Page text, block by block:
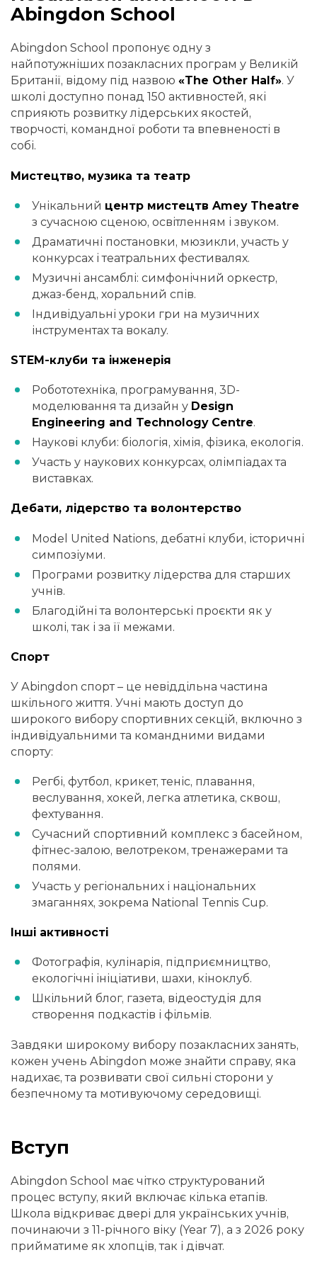
Abingdon School
Abingdon School пропонує одну з
найпотужніших позакласних програм у Великій
Британії, відому під назвою «The Other Half». У
школі доступно понад 150 активностей, які
сприяють розвитку лідерських якостей,
творчості, командної роботи та впевненості в
собі.
Мистецтво, музика та театр
Унікальний центр мистецтв Amey Theatre
з сучасною сценою, освітленням і звуком.
Драматичні постановки, мюзикли, участь у
конкурсах і театральних фестивалях.
Музичні ансамблі: симфонічний оркестр,
джаз-бенд, хоральний спів.
Індивідуальні уроки гри на музичних
інструментах та вокалу.
STEM-клуби та інженерія
Робототехніка, програмування, 3D-
моделювання та дизайн у Design
Engineering and Technology Centre.
Наукові клуби: біологія, хімія, фізика, екологія.
Участь у наукових конкурсах, олімпіадах та
виставках.
Дебати, лідерство та волонтерство
Model United Nations, дебатні клуби, історичні
симпозіуми.
Програми розвитку лідерства для старших
учнів.
Благодійні та волонтерські проєкти як у
школі, так і за її межами.
Спорт
У Abingdon спорт – це невіддільна частина
шкільного життя. Учні мають доступ до
широкого вибору спортивних секцій, включно з
індивідуальними та командними видами
спорту:
Регбі, футбол, крикет, теніс, плавання,
веслування, хокей, легка атлетика, сквош,
фехтування.
Сучасний спортивний комплекс з басейном,
фітнес-залою, велотреком, тренажерами та
полями.
Участь у регіональних і національних
змаганнях, зокрема National Tennis Cup.
Інші активності
Фотографія, кулінарія, підприємництво,
екологічні ініціативи, шахи, кіноклуб.
Шкільний блог, газета, відеостудія для
створення подкастів і фільмів.
Завдяки широкому вибору позакласних занять,
кожен учень Abingdon може знайти справу, яка
надихає, та розвивати свої сильні сторони у
безпечному та мотивуючому середовищі.
Вступ
Abingdon School має чітко структурований
процес вступу, який включає кілька етапів.
Школа відкриває двері для українських учнів,
починаючи з 11-річного віку (Year 7), а з 2026 року
прийматиме як хлопців, так і дівчат.